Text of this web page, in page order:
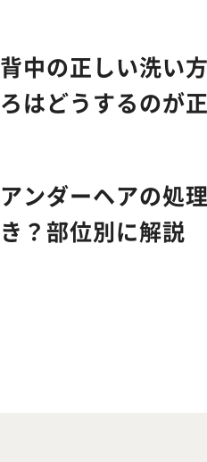
背中の正しい洗い
ろはどうするのが
アンダーヘアの処
き？部位別に解説